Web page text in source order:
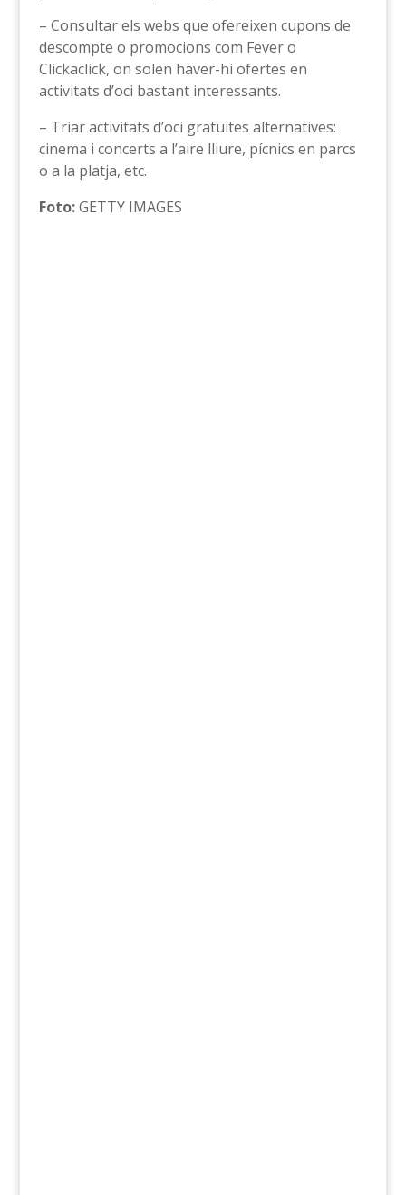
– Consultar els webs que ofereixen cupons de
descompte o promocions com Fever o
Clickaclick, on solen haver-hi ofertes en
activitats d’oci bastant interessants.
– Triar activitats d’oci gratuïtes alternatives:
cinema i concerts a l’aire lliure, pícnics en parcs
o a la platja, etc.
Foto:GETTY IMAGES